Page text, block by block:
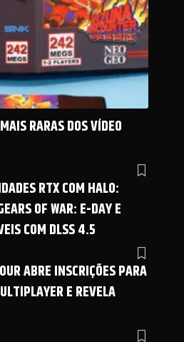
RARAS DOS VÍDEO
RTX COM HALO:
OF WAR: E-DAY E
COM DLSS 4.5
ABRE INSCRIÇÕES PARA
E REVELA